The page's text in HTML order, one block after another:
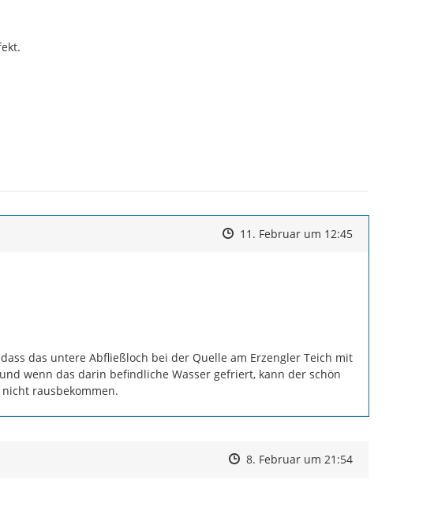
Zeitpunkt des Erstellens
Zeitpunkt des Erstellens
11. Februar um 12:45Zur Äußerung
das untere Abfließloch bei der Quelle am Erzengler Teich mit
wenn das darin befindliche Wasser gefriert, kann der schön
rausbekommen.
Zeitpunkt des Erstellens
Zeitpunkt des Erstellens
8. Februar um 21:54Zur Äußerung